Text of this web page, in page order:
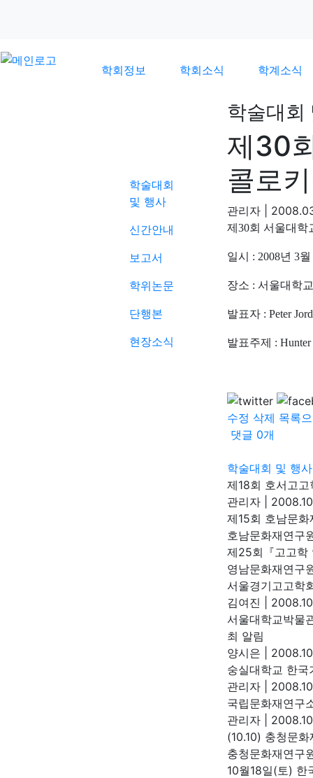
학회정보 학회소식 학계소식
학술대회
및 행사
신간안내
보고서
학위논문
단행본
현장소식
학술대회
제30
콜로
관리자
제 30회 서울대학
일시 : 2008년 3월
장소 : 서울대학
발표자 : Peter
발표주제 :
수정 삭제 목록
댓글 0개
학술대회 및 행사
제18회 호서고
관리자
제15회 호남문
호남문화재연구
제25회『고고학
영남문화재연구
서울경기고고학
김여진
서울대학교박물
최 알림
양시은
숭실대학교 한
관리자
국립문화재연구
관리자
(10.10) 충청문
충청문화재연구
10월18일(토) 한